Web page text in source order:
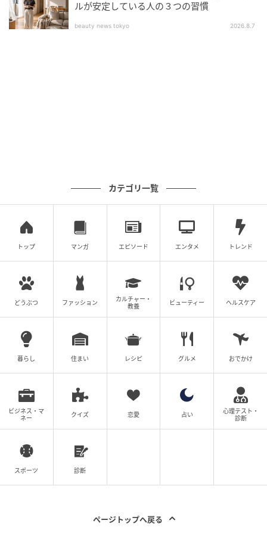
本体に直接使用開始日を書き込めるので、取り替えの
タイミングを逃しません。
自由度の高い設置方法を選べる点が魅力。掛ける・置
くの2通りの設置方法が選べます。
強い匂いがしないため、衣類に独特の防虫剤の香りが
つく心配もありません。
ルが安定している人の３つの習慣
beauty news tokyo 2026.8.7
カテゴリ一覧
トップ マンガ エピソード エンタメ トレンド
どうぶつ ファッション
カルチャー・
教養
ビューティー ヘルスケア
暮らし 住まい レシピ グルメ おでかけ
ビジネス・マ
ネー
クイズ 恋愛 占い
心理テスト・
診断
スポーツ 診断
ページトップへ戻る